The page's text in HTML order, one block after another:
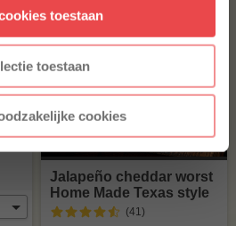
toestaan
toestaan
cookies
Jalapeño cheddar worst
Home Made Texas style
(41)
korting niet geldig op reeds